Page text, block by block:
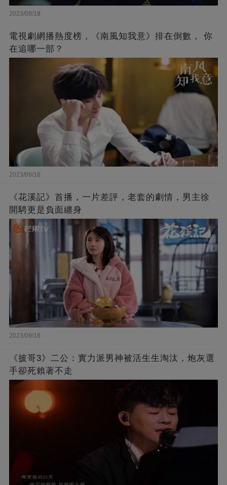
2023/09/18
電視劇網播熱度榜，《南風知我意》排在倒數， 你
在追哪一部？
2023/09/18
《花溪記》首播，一片差評，老套的劇情，男主徐
開騁更是負面纏身
2023/09/18
《披哥3》二公：實力派男神被活生生淘汰，炮灰選
手卻死賴著不走